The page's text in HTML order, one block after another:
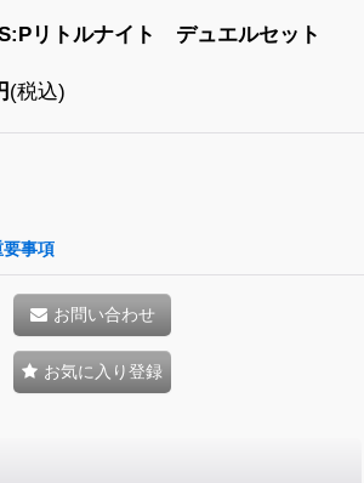
リトルナイト デュエルセット
(税込)
事項
お問い合わせ
お気に入り登録